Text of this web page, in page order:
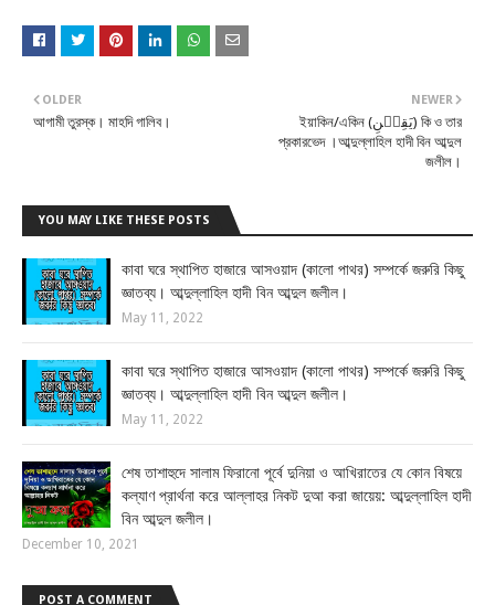
NEWER
ইয়াকিন/একিন ‎(یَقِیۡنِ) ‏কি ও ‎তার
‎প্রকারভেদ ‎।আব্দুল্লাহিল হাদী বিন আব্দুল
জলীল।
OLDER
আগামী তুরস্ক। মাহদি গালিব।
YOU MAY LIKE THESE POSTS
কাবা ঘরে স্থাপিত হাজারে আসওয়াদ (কালো পাথর) সম্পর্কে জরুরি কিছু
জ্ঞাতব্য। আব্দুল্লাহিল হাদী বিন আব্দুল জলীল।
May 11, 2022
কাবা ঘরে স্থাপিত হাজারে আসওয়াদ (কালো পাথর) সম্পর্কে জরুরি কিছু
জ্ঞাতব্য। আব্দুল্লাহিল হাদী বিন আব্দুল জলীল।
May 11, 2022
শেষ তাশাহুদে সালাম ফিরানো পূর্বে দুনিয়া ও আখিরাতের যে কোন বিষয়ে
কল্যাণ প্রার্থনা করে আল্লাহর নিকট দুআ করা জায়েয়: আব্দুল্লাহিল হাদী
বিন আব্দুল জলীল।
December 10, 2021
POST A COMMENT